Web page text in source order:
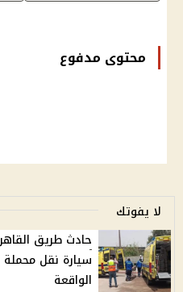
محتوى مدفوع
لا يفوتك
حادث طريق
سيارة نقل محملة
الواقعة